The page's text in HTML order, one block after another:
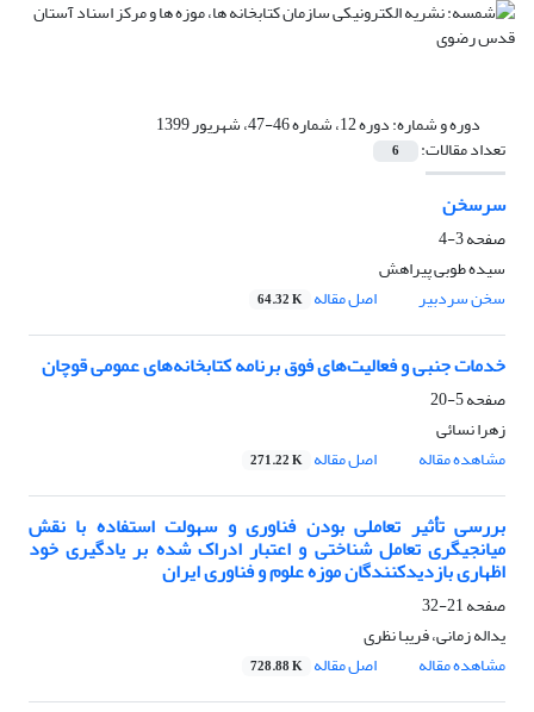
دوره و شماره:دوره 12، شماره 46-47، شهریور 1399
تعداد مقالات: 6
سرسخن
صفحه3-4
سیده طوبی پیراهش
سخن سردبیر
اصل مقاله 64.32 K
خدمات جنبی و فعالیت‌های فوق برنامه کتابخانه‌های عمومی قوچان
صفحه5-20
زهرا نسائی
مشاهده مقاله
اصل مقاله 271.22 K
بررسی تأثیر تعاملی بودن فناوری و سهولت استفاده با نقش
میانجیگری تعامل شناختی و اعتبار ادراک شده بر یادگیری خود
اظهاری بازدیدکنندگان موزه علوم و فناوری ایران
صفحه21-32
یداله زمانی، فریبا نظری
مشاهده مقاله
اصل مقاله 728.88 K